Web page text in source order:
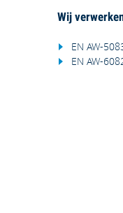
Wij
EN AW-
EN AW-